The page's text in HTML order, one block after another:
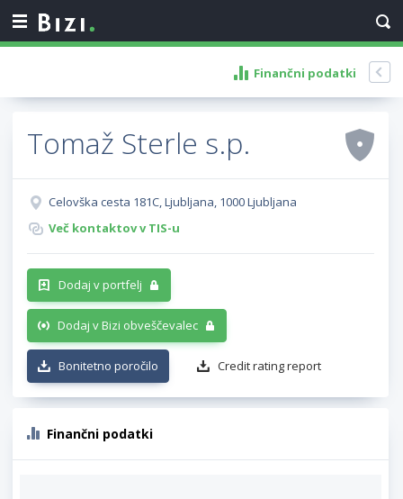
Finančni podatki
Tomaž Sterle s.p.
Celovška cesta 181C, Ljubljana, 1000 Ljubljana
Več kontaktov v TIS-u
Dodaj v portfelj
Dodaj v Bizi obveščevalec
Bonitetno poročilo Credit rating report
Finančni podatki